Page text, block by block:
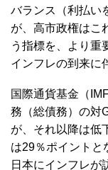
バランス（利払い
が、高市政権はこ
う指標を、より重
インフレの到来に
国際通貨基金（
務（総債務）の対
が、それ以降は低
は29％ポイントと
日本にインフレが